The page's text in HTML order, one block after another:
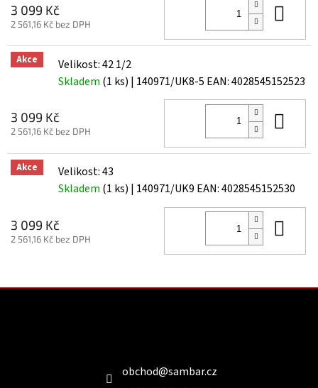
3 099 Kč
2 561,16 Kč bez DPH
Akce
Velikost: 42 1/2
Skladem (1 ks) | 140971/UK8-5 EAN:4028545152523
3 099 Kč
2 561,16 Kč bez DPH
Akce
Velikost: 43
Skladem (1 ks) | 140971/UK9 EAN:4028545152530
3 099 Kč
2 561,16 Kč bez DPH
obchod@sambar.cz